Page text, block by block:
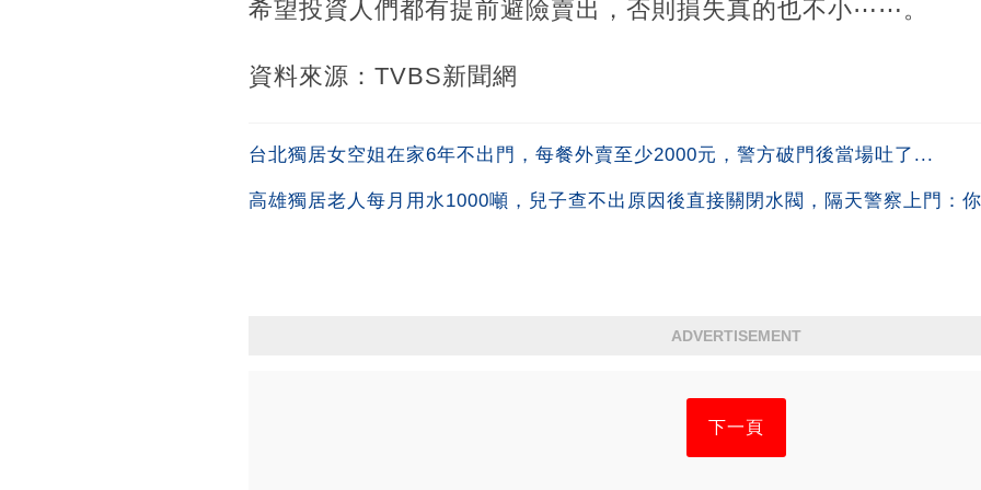
希望投資人們都有提前避險賣出，否則損失真的也不小⋯⋯。
資料來源：TVBS新聞網
台北獨居女空姐在家6年不出門，每餐外賣至少2000元，警方破門後當場吐了...
高雄獨居老人每月用水1000噸，兒子查不出原因後直接關閉水閥，隔天警察上門：
ADVERTISEMENT
下一頁